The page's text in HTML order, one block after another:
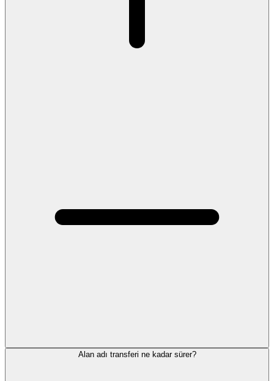
Alan adı transferi ne kadar sürer?